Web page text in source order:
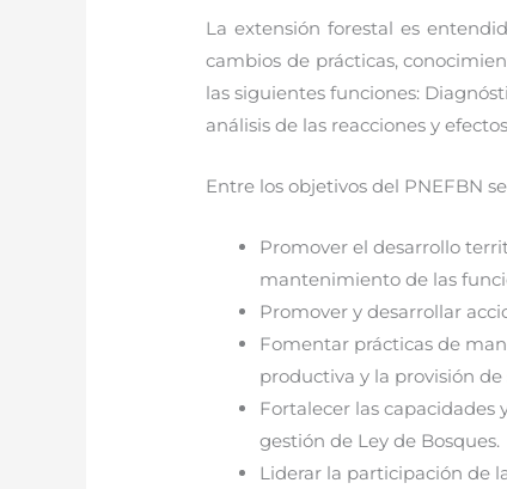
La extensión forestal es
cambios de prácticas,
las siguientes funciones:
análisis de las reacciones y
Entre los objetivos del PNEFBN
Promover el desarrollo
mantenimiento de las
Promover y desarrollar
Fomentar prácticas de
productiva y la provisión
Fortalecer las
gestión de Ley de Bosques.
Liderar la participación de